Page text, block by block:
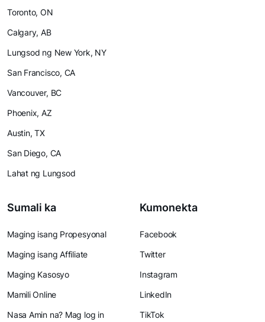
Toronto, ON
Calgary, AB
Lungsod ng New York, NY
San Francisco, CA
Vancouver, BC
Phoenix, AZ
Austin, TX
San Diego, CA
Lahat ng Lungsod
Sumali ka
Maging isang Propesyonal
Maging isang Affiliate
Maging Kasosyo
Mamili Online
Nasa Amin na? Mag log in
Kumonekta
Facebook
Twitter
Instagram
LinkedIn
TikTok